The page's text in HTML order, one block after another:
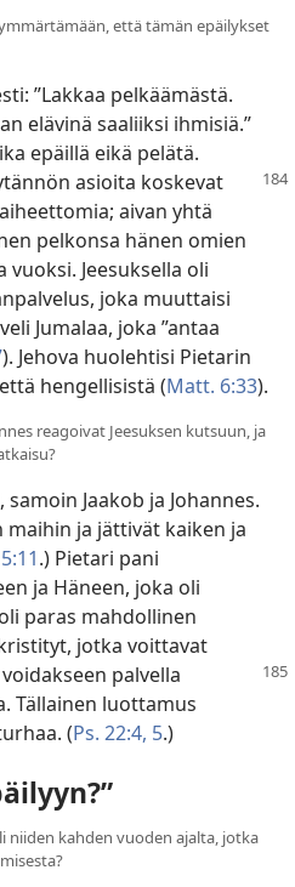
että tämän epäilykset
”Lakkaa pelkäämästä.
elävinä saaliiksi ihmisiä.”
epäillä eikä pelätä.
asioita koskevat
aivan yhtä
pelkonsa hänen omien
Jeesuksella oli
joka muuttaisi
Jumalaa, joka ”antaa
). Jehova huolehtisi Pietarin
hengellisistä (Matt. 6:33).
reagoivat Jeesuksen kutsuun, ja
Jaakob ja Johannes.
maihin ja jättivät kaiken ja
.) Pietari pani
ja Häneen, joka oli
paras mahdollinen
jotka voittavat
voidakseen palvella
Tällainen luottamus
(Ps. 22:4, 5.)
niiden kahden vuoden ajalta, jotka